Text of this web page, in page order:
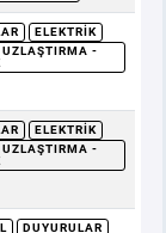
ELEKTRIK
UZLAŞTIRMA -
ELEKTRIK
UZLAŞTIRMA -
DUYURULAR